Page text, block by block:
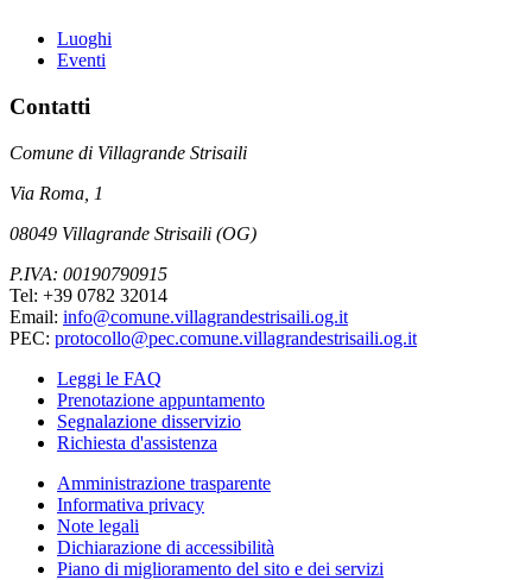
Luoghi
Eventi
Contatti
Comune di Villagrande Strisaili
Via Roma, 1
08049 Villagrande Strisaili (OG)
P.IVA: 00190790915
Tel: +39 0782 32014
Email: info@comune.villagrandestrisaili.og.it
PEC: protocollo@pec.comune.villagrandestrisaili.og.it
Leggi le FAQ
Prenotazione appuntamento
Segnalazione disservizio
Richiesta d'assistenza
Amministrazione trasparente
Informativa privacy
Note legali
Dichiarazione di accessibilità
Piano di miglioramento del sito e dei servizi